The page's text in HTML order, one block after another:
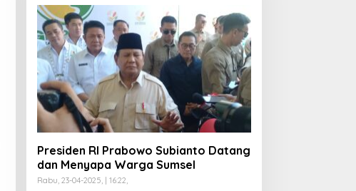
Presiden RI Prabowo Subianto Datang
dan Menyapa Warga Sumsel
Rabu, 23-04-2025, | 16:22,